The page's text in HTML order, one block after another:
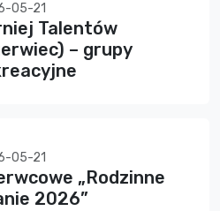
05-21
Talentów
– grupy
05-21
„Rodzinne
2026”